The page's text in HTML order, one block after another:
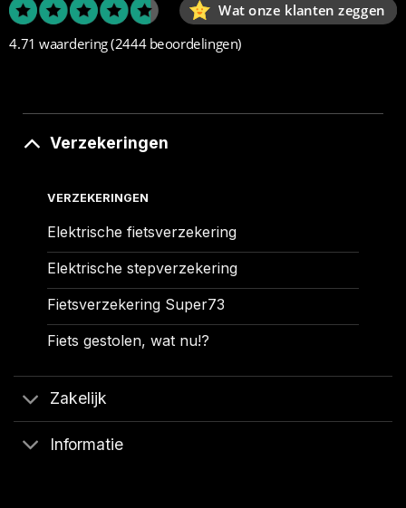
Wat onze klanten zeggen
4.71 waardering(2444 beoordelingen)
Verzekeringen
VERZEKERINGEN
Elektrische fietsverzekering
Elektrische stepverzekering
Fietsverzekering Super73
Fiets gestolen, wat nu!?
Zakelijk
Informatie